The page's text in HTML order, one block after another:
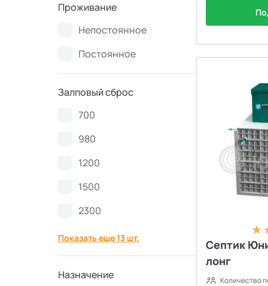
Септики Galay 6
Септики Ново Эко
Септики Uni-Sep
Септики VODANOFF
Септики Волгарь
Септики КиБез 4
Проживание
Непостоянное
Постоянное
Залповый сброс
700
980
1200
1500
2300
Показать еще 13 шт.
Назначение
Септик
лонг
Количество